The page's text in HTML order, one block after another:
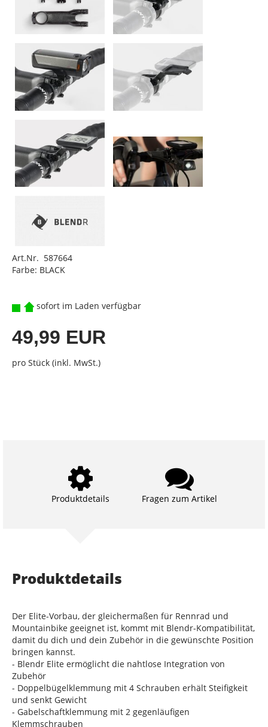
Art.Nr. 587664
Farbe: BLACK
sofort im Laden verfügbar
49,99 EUR
pro Stück (inkl. MwSt.)
Produktdetails Fragen zum Artikel
Produktdetails
Der Elite-Vorbau, der gleichermaßen für Rennrad und
Mountainbike geeignet ist, kommt mit Blendr-Kompatibilität,
damit du dich und dein Zubehör in die gewünschte Position
bringen kannst.
- Blendr Elite ermöglicht die nahtlose Integration von
Zubehör
- Doppelbügelklemmung mit 4 Schrauben erhält Steifigkeit
und senkt Gewicht
- Gabelschaftklemmung mit 2 gegenläufigen
Klemmschrauben